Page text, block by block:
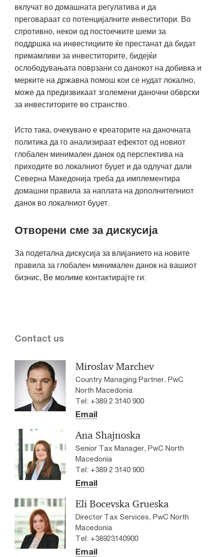
вклучат во домашната регулатива и да
преговараат со потенцијалните инвеститори. Во
спротивно, некои од постоечките шеми за
поддршка на инвестициите ќе престанат да бидат
примамливи за инвеститорите, бидејќи
ослободувањата поврзани со данокот на добивка и
мерките на државна помош кои се нудат локално,
може да предизвикаат зголемени даночни обврски
за инвеститорите во странство.
Исто така, очекувано е креаторите на даночната
политика да го анализираат ефектот од новиот
глобален минимален данок од перспектива на
приходите во локалниот буџет и да одлучат дали
Северна Македонија треба да имплементира
домашни правила за наплата на дополнителниот
данок во локалниот буџет.
Отворени сме за дискусија
За подетална дискусија за влијанието на новите
правила за глобален минимален данок на вашиот
бизнис, Ве молиме контактирајте ги:
Contact us
Miroslav Marchev
Country Managing Partner, PwC
North Macedonia
Tel: +389 2 3140 900
Email
Ana Shajnoska
Senior Tax Manager, PwC North
Macedonia
Tel: +389 2 3140 900
Email
Eli Bocevska Grueska
Director Tax Services, PwC North
Macedonia
Tel: +38923140900
Email